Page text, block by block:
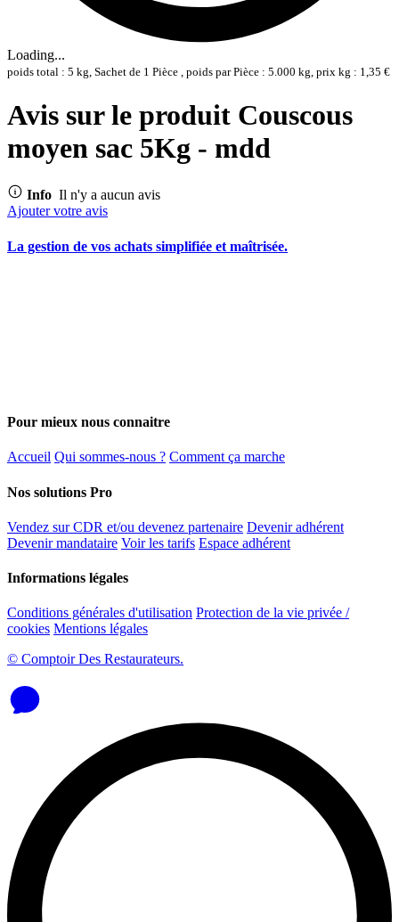
Loading...
poids total : 5 kg, Sachet de 1 Pièce , poids par Pièce : 5.000 kg, prix kg : 1,35 €
Avis sur le produit Couscous
moyen sac 5Kg - mdd
Info Il n'y a aucun avis
Ajouter votre avis
La gestion de vos achats simplifiée et maîtrisée.
Pour mieux nous connaitre
Accueil Qui sommes-nous ? Comment ça marche
Nos solutions Pro
Vendez sur CDR et/ou devenez partenaire Devenir adhérent
Devenir mandataire Voir les tarifs Espace adhérent
Informations légales
Conditions générales d'utilisation Protection de la vie privée /
cookies Mentions légales
© Comptoir Des Restaurateurs.